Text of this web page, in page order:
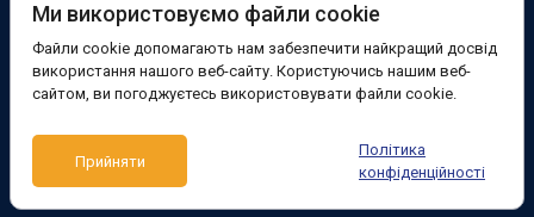
Facebook
Підтримка:
Telegram-бот Viber
Ми використовуємо файли cookie
Файли cookie допомагають нам забезпечити найкращий досвід
використання нашого веб-сайту. Користуючись нашим веб-
сайтом, ви погоджуєтесь використовувати файли cookie.
Прийняти
Політика
конфіденційності